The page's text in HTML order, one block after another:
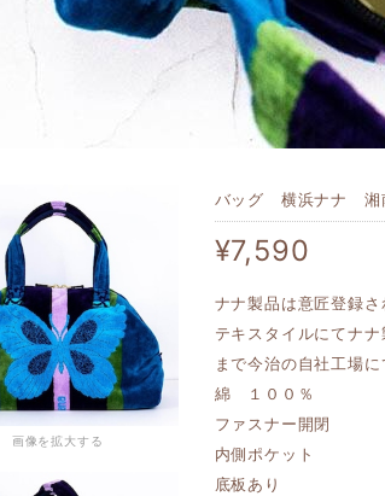
画像を拡大する
バッグ 横浜ナナ
¥7,590
ナナ製品は意匠登録
テキスタイルにてナ
まで今治の自社工場
綿 １００％
ファスナー開閉
内側ポケット
底板あり